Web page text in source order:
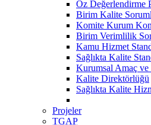
Öz Değerlendirme
Birim Kalite
Komite Kurum
Birim Verimlilik
Kamu Hizmet
Sağlıkta Kalite
Kurumsal Amaç ve
Kalite Direktörlüğü
Sağlıkta Kalite
Projeler
TGAP